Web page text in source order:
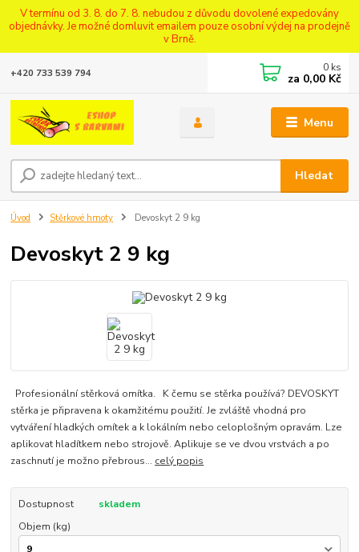
V termínu od 3. 8. do 7. 8. nebudou z důvodu dovolené expedovány
objednávky. Je možné domluvit emailem pouze osobní výdej na prodejně
v Brně.
Menu
Hledat
+420 733 539 794 0 ks
za 0,00 Kč
Úvod Stěrkové hmoty Devoskyt 2 9 kg
Devoskyt 2 9 kg
Profesionální stěrková omítka. K čemu se stěrka používá? DEVOSKYT
stěrka je připravena k okamžitému použití. Je zvláště vhodná pro
vytváření hladkých omítek a k lokálním nebo celoplošným opravám. Lze
aplikovat hladítkem nebo strojově. Aplikuje se ve dvou vrstvách a po
zaschnutí je možno přebrous... celý popis
Dostupnost
skladem
Objem (kg)